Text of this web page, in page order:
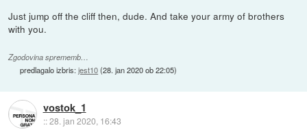
Just jump off the cliff then, dude. And take your army of brothers
with you.
Zgodovina sprememb…
predlagalo izbris:jest10(28. jan 2020 ob 22:05)
vostok_1
::28. jan 2020, 16:43